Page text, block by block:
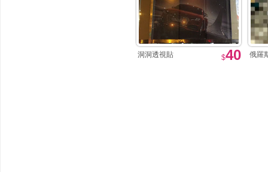
洞洞透視貼 $40 俄羅